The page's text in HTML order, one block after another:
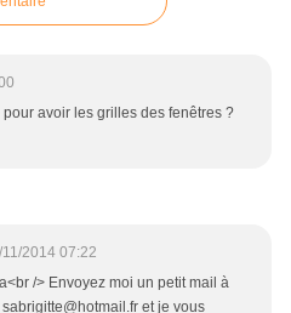
pour avoir les grilles des fenêtres ?
2014 07:22
/> Envoyez moi un petit mail à
et je vous